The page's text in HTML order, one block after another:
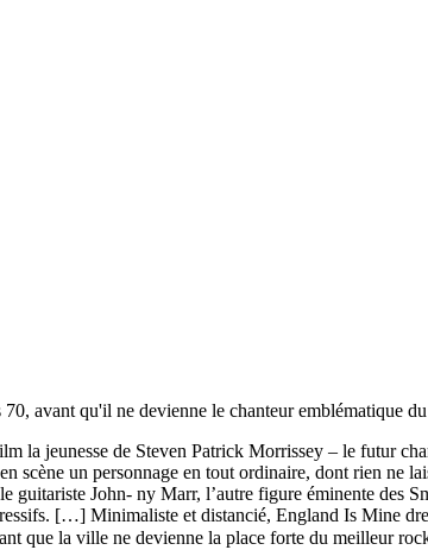
avant qu'il ne devienne le chanteur emblématique
la jeunesse de Steven Patrick Morrissey – le futur
un personnage en tout ordinaire, dont rien ne
John- ny Marr, l’autre figure éminente des
[…] Minimaliste et distancié, England Is Mine
que la ville ne devienne la place forte du meilleur